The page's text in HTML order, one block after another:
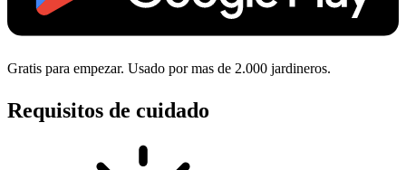
Gratis para empezar. Usado por mas de 2.000 jardineros.
Requisitos de cuidado